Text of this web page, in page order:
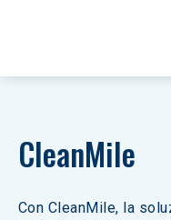
CleanMile
Con CleanMile, la